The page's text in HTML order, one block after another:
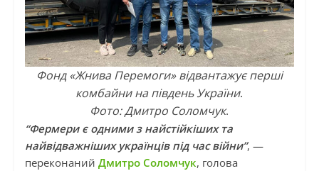
Фонд «Жнива Перемоги» відвантажує перші
комбайни на південь України.
Фото: Дмитро Соломчук.
“Фермери є одними з найстійкіших та
найвідважніших українців під час війни”, —
переконаний Дмитро Соломчук, голова